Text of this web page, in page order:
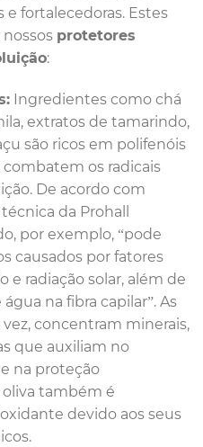
fortalecedoras. Estes
protetores
:
Ingredientes como chá
extratos de tamarindo,
são ricos em polifenóis
combatem os radicais
De acordo com
da Prohall
por exemplo, “pode
causados por fatores
e radiação solar, além de
na fibra capilar”. As
concentram minerais,
que auxiliam no
na proteção
também é
devido aos seus